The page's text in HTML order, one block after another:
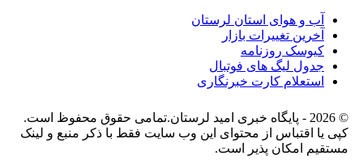
آب و هوای استان لرستان
آخرین تغییرات بازار
کیوسک روزنامه
جدول لیگ های فوتبال
استعلام کارت خبرنگاری
© 2026 - پایگاه خبری اميد لرستان.تمامی حقوق محفوظ است.
کپی یا اقتباس از محتوای این وب سایت فقط با ذکر منبع و لینک
مستقیم امکان پذیر است.